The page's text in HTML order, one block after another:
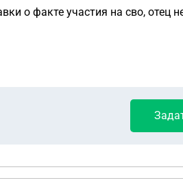
о факте участия на сво, отец